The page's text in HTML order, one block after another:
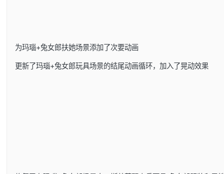
为玛瑙+兔女郎扶她场景添加了次要动画
更新了玛瑙+兔女郎玩具场景的结尾动画循环，加入了晃动效果